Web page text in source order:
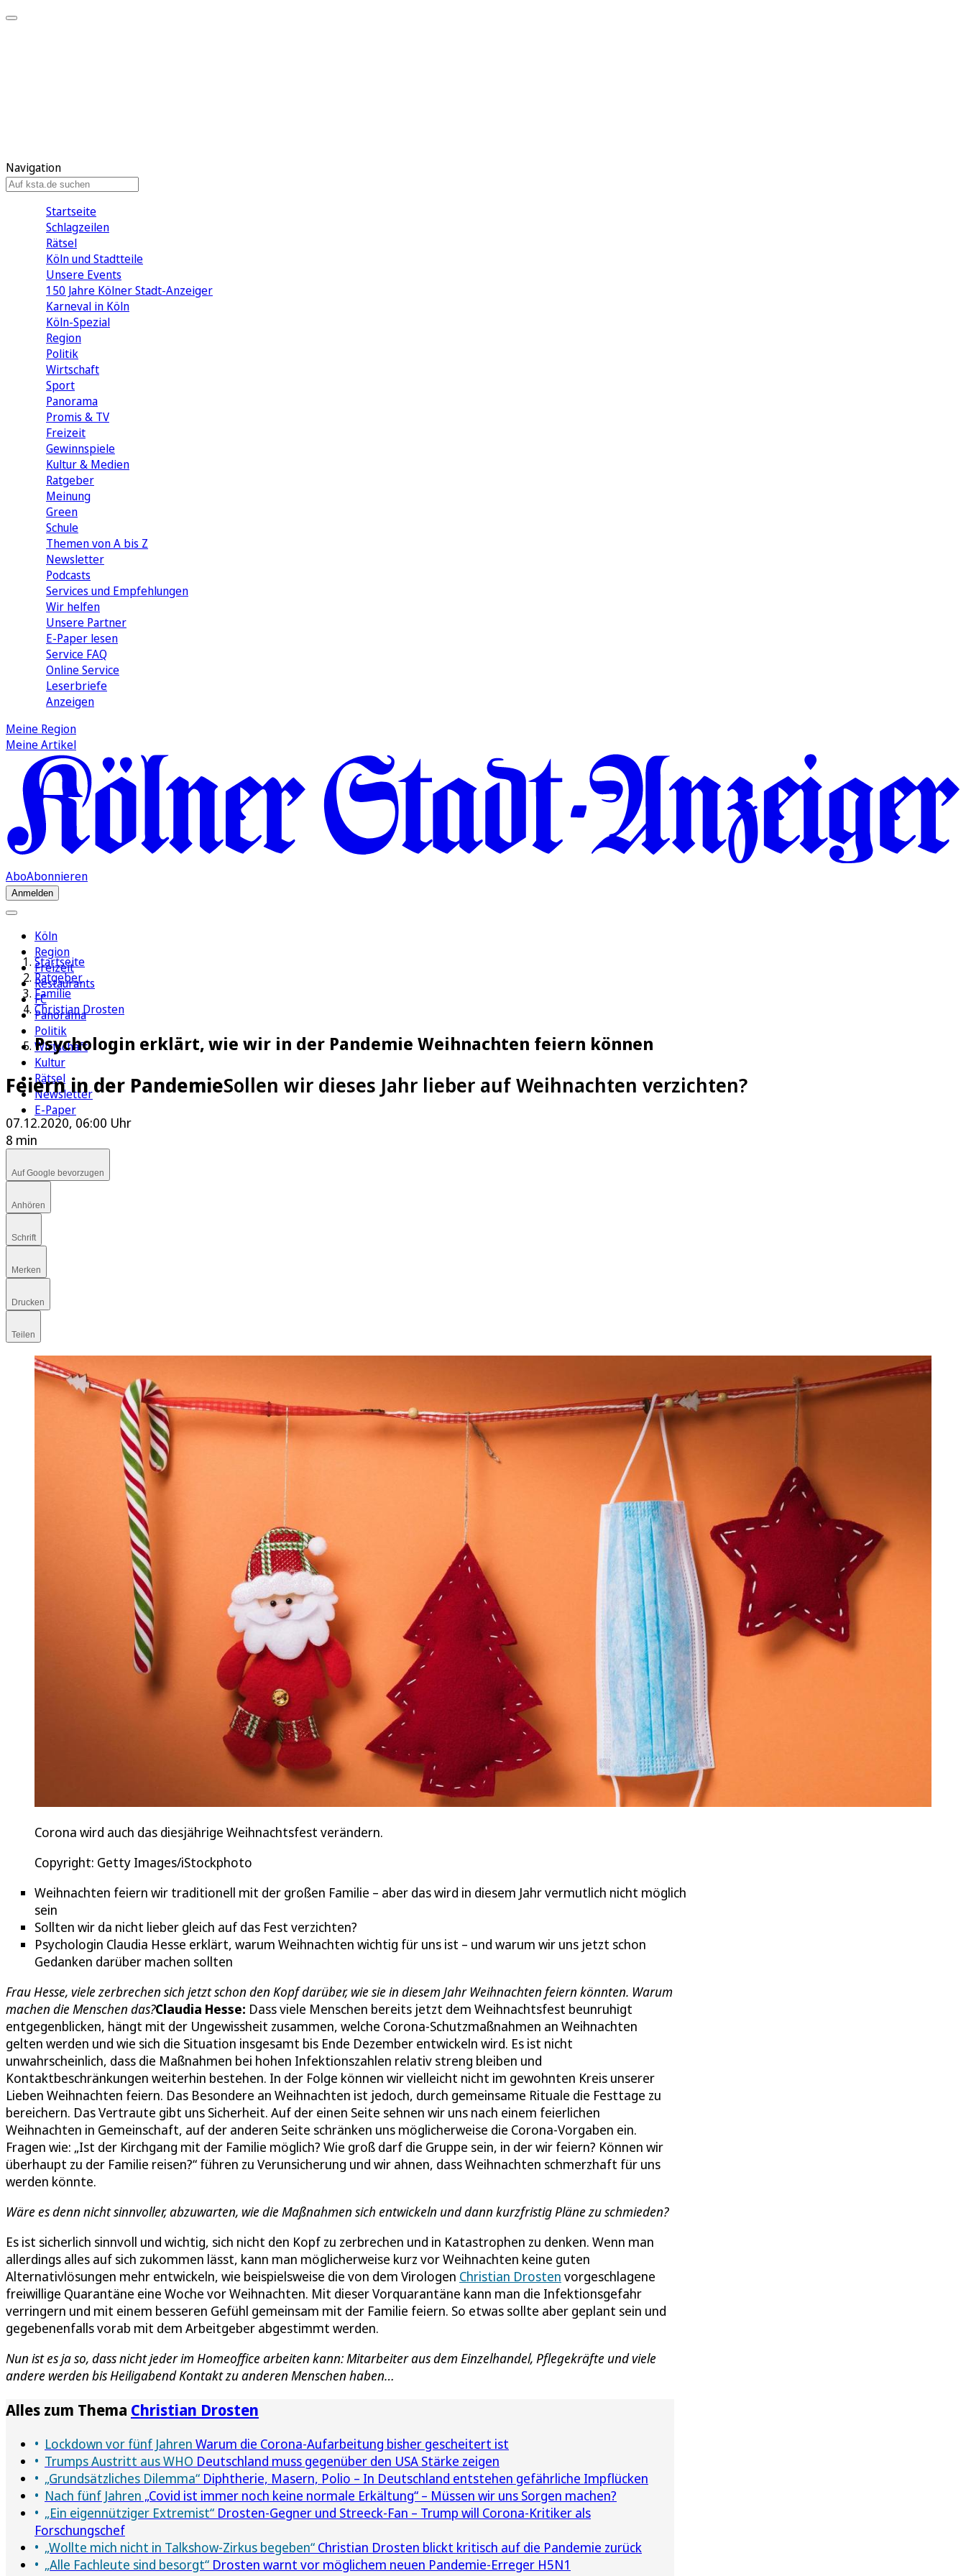
Navigation
Startseite
Schlagzeilen
Rätsel
Köln und Stadtteile
Unsere Events
150 Jahre Kölner Stadt-Anzeiger
Karneval in Köln
Köln-Spezial
Region
Politik
Wirtschaft
Sport
Panorama
Promis & TV
Freizeit
Gewinnspiele
Kultur & Medien
Ratgeber
Meinung
Green
Schule
Themen von A bis Z
Newsletter
Podcasts
Services und Empfehlungen
Wir helfen
Unsere Partner
E-Paper lesen
Service FAQ
Online Service
Leserbriefe
Anzeigen
Meine Region
Meine Artikel
AboAbonnieren
Anmelden
Köln
Region
Freizeit
Restaurants
FC
Panorama
Politik
Wirtschaft
Kultur
Rätsel
Newsletter
E-Paper
Startseite
Ratgeber
Familie
Christian Drosten
Psychologin erklärt, wie wir in der Pandemie Weihnachten feiern können
Feiern in der PandemieSollen wir dieses Jahr lieber auf Weihnachten verzichten?
07.12.2020, 06:00 Uhr
8 min
Auf Google bevorzugen
Anhören
Schrift
Merken
Drucken
Teilen
Corona wird auch das diesjährige Weihnachtsfest verändern.
Copyright: Getty Images/iStockphoto
Weihnachten feiern wir traditionell mit der großen Familie – aber das wird in diesem Jahr vermutlich nicht möglich
sein
Sollten wir da nicht lieber gleich auf das Fest verzichten?
Psychologin Claudia Hesse erklärt, warum Weihnachten wichtig für uns ist – und warum wir uns jetzt schon
Gedanken darüber machen sollten
Frau Hesse, viele zerbrechen sich jetzt schon den Kopf darüber, wie sie in diesem Jahr Weihnachten feiern könnten. Warum
machen die Menschen das?Claudia Hesse: Dass viele Menschen bereits jetzt dem Weihnachtsfest beunruhigt
entgegenblicken, hängt mit der Ungewissheit zusammen, welche Corona-Schutzmaßnahmen an Weihnachten
gelten werden und wie sich die Situation insgesamt bis Ende Dezember entwickeln wird. Es ist nicht
unwahrscheinlich, dass die Maßnahmen bei hohen Infektionszahlen relativ streng bleiben und
Kontaktbeschränkungen weiterhin bestehen. In der Folge können wir vielleicht nicht im gewohnten Kreis unserer
Lieben Weihnachten feiern. Das Besondere an Weihnachten ist jedoch, durch gemeinsame Rituale die Festtage zu
bereichern. Das Vertraute gibt uns Sicherheit. Auf der einen Seite sehnen wir uns nach einem feierlichen
Weihnachten in Gemeinschaft, auf der anderen Seite schränken uns möglicherweise die Corona-Vorgaben ein.
Fragen wie: „Ist der Kirchgang mit der Familie möglich? Wie groß darf die Gruppe sein, in der wir feiern? Können wir
überhaupt zu der Familie reisen?“ führen zu Verunsicherung und wir ahnen, dass Weihnachten schmerzhaft für uns
werden könnte.
Wäre es denn nicht sinnvoller, abzuwarten, wie die Maßnahmen sich entwickeln und dann kurzfristig Pläne zu schmieden?
Es ist sicherlich sinnvoll und wichtig, sich nicht den Kopf zu zerbrechen und in Katastrophen zu denken. Wenn man
allerdings alles auf sich zukommen lässt, kann man möglicherweise kurz vor Weihnachten keine guten
Alternativlösungen mehr entwickeln, wie beispielsweise die von dem Virologen Christian Drosten vorgeschlagene
freiwillige Quarantäne eine Woche vor Weihnachten. Mit dieser Vorquarantäne kann man die Infektionsgefahr
verringern und mit einem besseren Gefühl gemeinsam mit der Familie feiern. So etwas sollte aber geplant sein und
gegebenenfalls vorab mit dem Arbeitgeber abgestimmt werden.
Nun ist es ja so, dass nicht jeder im Homeoffice arbeiten kann: Mitarbeiter aus dem Einzelhandel, Pflegekräfte und viele
andere werden bis Heiligabend Kontakt zu anderen Menschen haben…
Alles zum Thema Christian Drosten
Lockdown vor fünf Jahren Warum die Corona-Aufarbeitung bisher gescheitert ist
Trumps Austritt aus WHO Deutschland muss gegenüber den USA Stärke zeigen
„Grundsätzliches Dilemma“ Diphtherie, Masern, Polio – In Deutschland entstehen gefährliche Impflücken
Nach fünf Jahren „Covid ist immer noch keine normale Erkältung“ – Müssen wir uns Sorgen machen?
„Ein eigennütziger Extremist“ Drosten-Gegner und Streeck-Fan – Trump will Corona-Kritiker als
Forschungschef
„Wollte mich nicht in Talkshow-Zirkus begeben“ Christian Drosten blickt kritisch auf die Pandemie zurück
„Alle Fachleute sind besorgt“ Drosten warnt vor möglichem neuen Pandemie-Erreger H5N1